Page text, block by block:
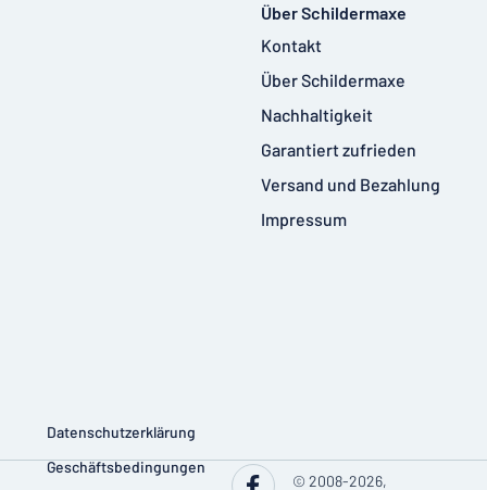
Über Schildermaxe
Kontakt
Über Schildermaxe
Nachhaltigkeit
Garantiert zufrieden
Versand und Bezahlung
Impressum
Datenschutzerklärung
Geschäftsbedingungen
© 2008-2026,